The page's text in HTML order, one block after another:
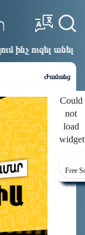
16:14 Կաթողիկոսի
Ժամանց
Could
not
load
Free